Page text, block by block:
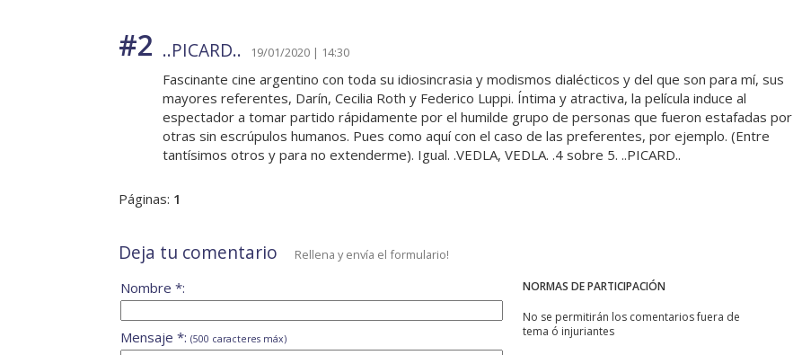
#2 ..PICARD.. 19/01/2020 | 14:30
Fascinante cine argentino con toda su idiosincrasia y modismos dialécticos y del que son para mí, sus
mayores referentes, Darín, Cecilia Roth y Federico Luppi. Íntima y atractiva, la película induce al
espectador a tomar partido rápidamente por el humilde grupo de personas que fueron estafadas por
otras sin escrúpulos humanos. Pues como aquí con el caso de las preferentes, por ejemplo. (Entre
tantísimos otros y para no extenderme). Igual. .VEDLA, VEDLA. .4 sobre 5. ..PICARD..
Páginas: 1
Deja tu comentario Rellena y envía el formulario!
NORMAS DE PARTICIPACIÓN
No se permitirán los comentarios fuera de
tema ó injuriantes
Nombre *:
Mensaje *: (500 caracteres máx)